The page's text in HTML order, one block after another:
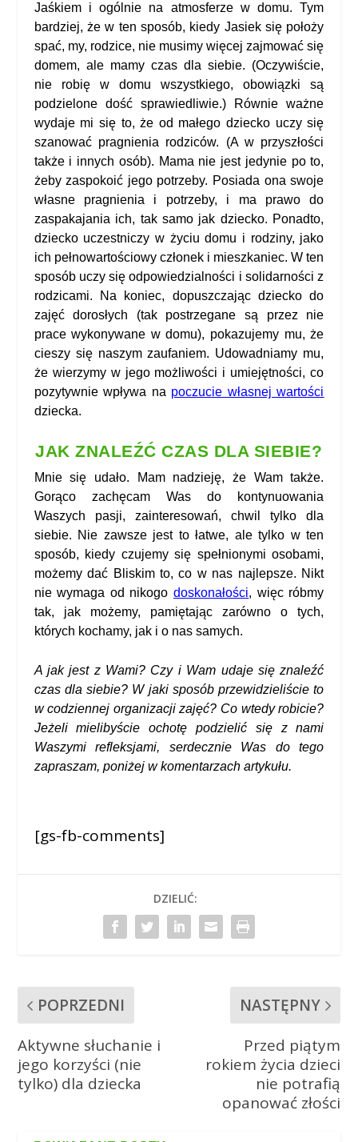
Jaśkiem i ogólnie na atmosferze w domu. Tym
bardziej, że w ten sposób, kiedy Jasiek się położy
spać, my, rodzice, nie musimy więcej zajmować się
domem, ale mamy czas dla siebie. (Oczywiście,
nie robię w domu wszystkiego, obowiązki są
podzielone dość sprawiedliwie.) Równie ważne
wydaje mi się to, że od małego dziecko uczy się
szanować pragnienia rodziców. (A w przyszłości
także i innych osób). Mama nie jest jedynie po to,
żeby zaspokoić jego potrzeby. Posiada ona swoje
własne pragnienia i potrzeby, i ma prawo do
zaspakajania ich, tak samo jak dziecko. Ponadto,
dziecko uczestniczy w życiu domu i rodziny, jako
ich pełnowartościowy członek i mieszkaniec. W ten
sposób uczy się odpowiedzialności i solidarności z
rodzicami. Na koniec, dopuszczając dziecko do
zajęć dorosłych (tak postrzegane są przez nie
prace wykonywane w domu), pokazujemy mu, że
cieszy się naszym zaufaniem. Udowadniamy mu,
że wierzymy w jego możliwości i umiejętności, co
pozytywnie wpływa na poczucie własnej wartości
dziecka.
JAK ZNALEŹĆ CZAS DLA SIEBIE?
Mnie się udało. Mam nadzieję, że Wam także.
Gorąco zachęcam Was do kontynuowania
Waszych pasji, zainteresowań, chwil tylko dla
siebie. Nie zawsze jest to łatwe, ale tylko w ten
sposób, kiedy czujemy się spełnionymi osobami,
możemy dać Bliskim to, co w nas najlepsze. Nikt
nie wymaga od nikogodoskonałości, więc róbmy
tak, jak możemy, pamiętając zarówno o tych,
których kochamy, jak i o nas samych.
A jak jest z Wami? Czy i Wam udaje się znaleźć
czas dla siebie? W jaki sposób przewidzieliście to
w codziennej organizacji zajęć? Co wtedy robicie?
Jeżeli mielibyście ochotę podzielić się z nami
Waszymi refleksjami, serdecznie Was do tego
zapraszam, poniżej w komentarzach artykułu.
[gs-fb-comments]
DZIELIĆ:
POPRZEDNI
Aktywne słuchanie i
jego korzyści (nie
tylko) dla dziecka
NASTĘPNY
Przed piątym
rokiem życia dzieci
nie potrafią
opanować złości